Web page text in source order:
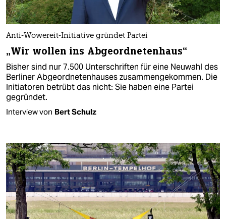
Anti-Wowereit-Initiative gründet Partei
„Wir wollen ins Abgeordnetenhaus“
Bisher sind nur 7.500 Unterschriften für eine Neuwahl des
Berliner Abgeordnetenhauses zusammengekommen. Die
Initiatoren betrübt das nicht: Sie haben eine Partei
gegründet.
Interview von Bert Schulz